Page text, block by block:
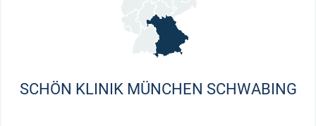
SCHÖN KLINIK MÜNCHEN SCHWABING